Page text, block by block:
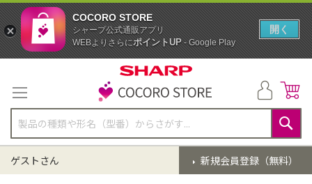
テ
ン
ツ
に
ス
キ
ッ
検
索
新規会員登録（無料）
ゲストさん
COCORO STORE
シャープ公式通販アプリ
WEBよりさらにポイントUP- Google Play
開く